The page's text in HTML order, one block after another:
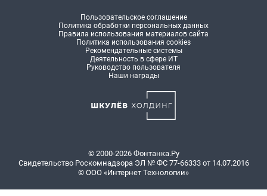
Пользовательское соглашение
Политика обработки персональных данных
Правила использования материалов сайта
Политика использования cookies
Рекомендательные системы
Деятельность в сфере ИТ
Руководство пользователя
Наши награды
© 2000-2026 Фонтанка.Ру
Свидетельство Роскомнадзора ЭЛ № ФС 77-66333 от 14.07.2016
© ООО «Интернет Технологии»